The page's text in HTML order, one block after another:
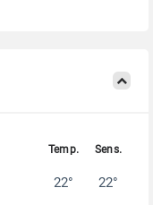
22° 22°